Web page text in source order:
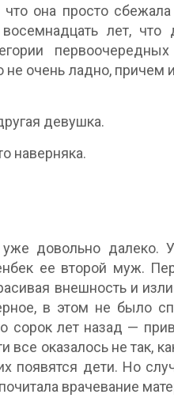
она просто
лет,
очень ладно, причем
девушка.
наверняка.
довольно далеко.
ее второй муж.
внешность и
в этом не было
лет назад —
оказалось не так,
появятся дети. Но
врачевание